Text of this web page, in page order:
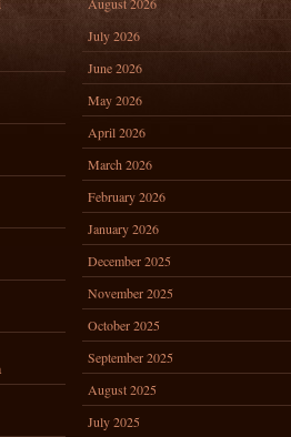
July 2026
June 2026
May 2026
April 2026
March 2026
February 2026
January 2026
December 2025
November 2025
October 2025
September 2025
August 2025
July 2025